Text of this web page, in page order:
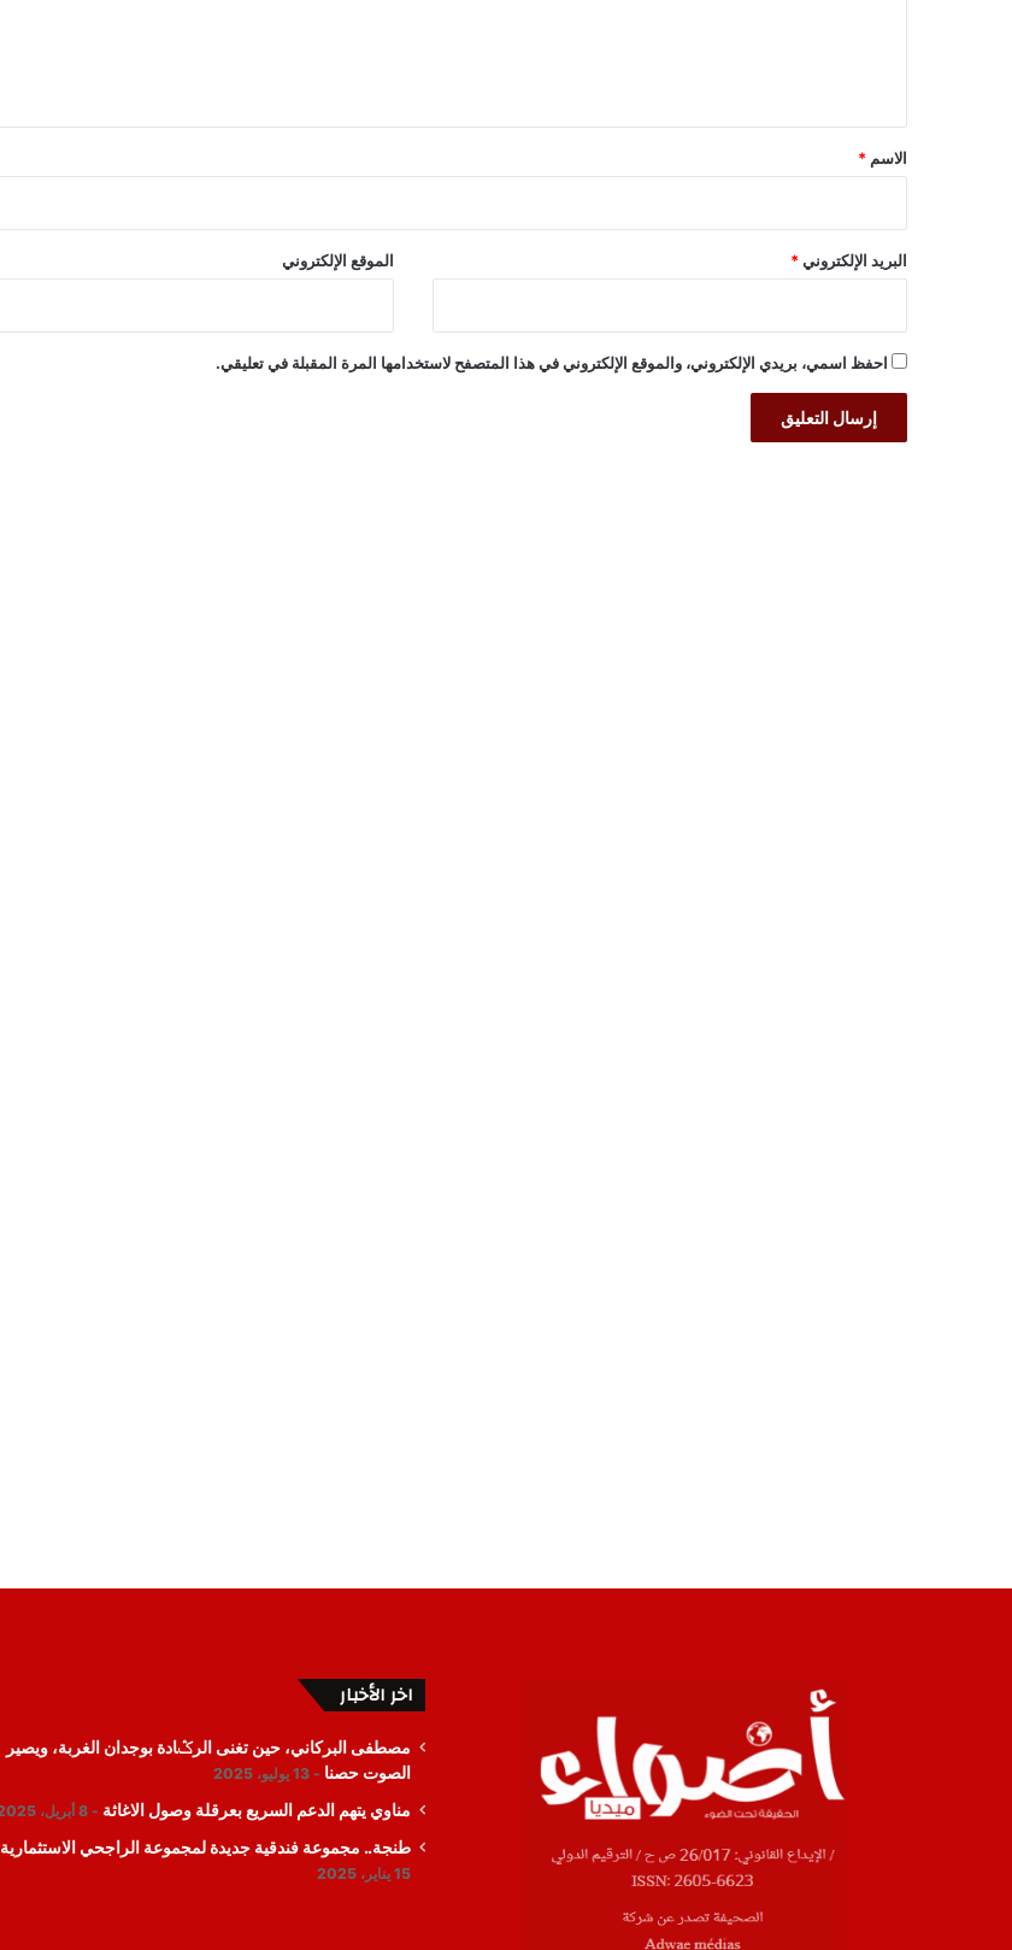
*
الاسم *
البريد الإلكتروني * الموقع الإلكتروني
احفظ اسمي، بريدي الإلكتروني، والموقع الإلكتروني في هذا المتصفح لاستخدامها المرة المقبلة في تعليقي.
اخر الأخبار
مصطفى البركاني، حين تغنى الرݣادة بوجدان الغربة، ويصير
الصوت حصنا
13 يوليو، 2025
مناوي يتهم الدعم السريع بعرقلة وصول الاغاثة 8 أبريل، 2025
طنجة.. مجموعة فندقية جديدة لمجموعة الراجحي الاستثمارية
15 يناير، 2025